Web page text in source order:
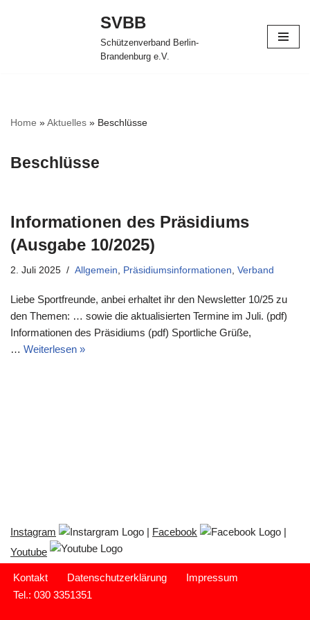
SVBB
Schützenverband Berlin-
Brandenburg e.V.
Home »Aktuelles » Beschlüsse
Beschlüsse
Informationen des Präsidiums
(Ausgabe 10/2025)
2. Juli 2025 Allgemein, Präsidiumsinformationen, Verband
Liebe Sportfreunde, anbei erhaltet ihr den Newsletter 10/25 zu
den Themen: … sowie die aktualisierten Termine im Juli. (pdf)
Informationen des Präsidiums (pdf) Sportliche Grüße,
… Weiterlesen »
Instagram | Facebook
|
Youtube
Kontakt Datenschutzerklärung
Impressum
Tel.: 030 3351351